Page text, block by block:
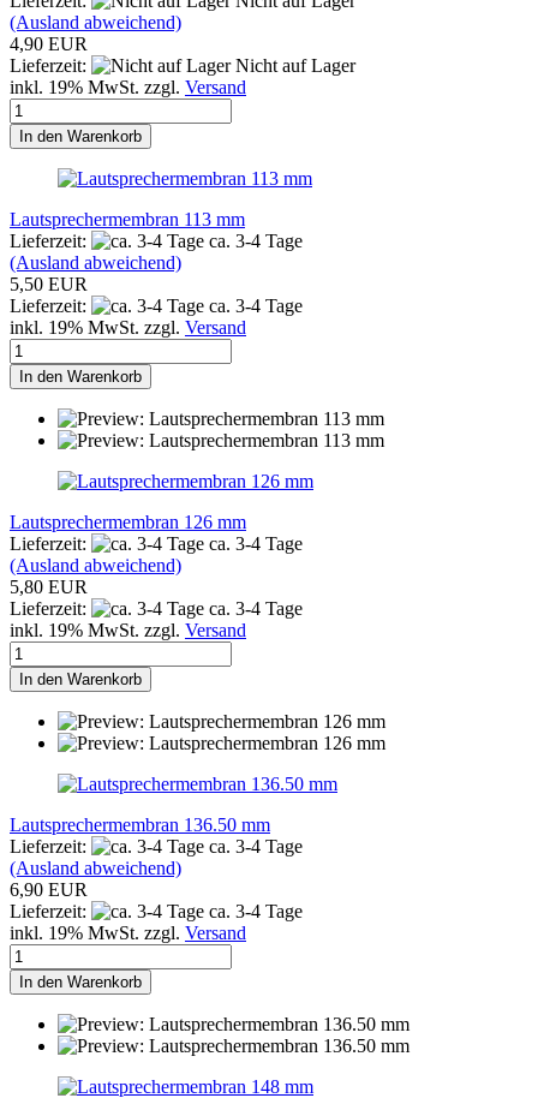
(Ausland abweichend)
4,90 EUR
Lieferzeit:
Nicht auf Lager
inkl. 19% MwSt. zzgl. Versand
In den Warenkorb
Lautsprechermembran 113 mm
Lieferzeit:
ca. 3-4 Tage
(Ausland abweichend)
5,50 EUR
Lieferzeit:
ca. 3-4 Tage
inkl. 19% MwSt. zzgl. Versand
In den Warenkorb
Lautsprechermembran 126 mm
Lieferzeit:
ca. 3-4 Tage
(Ausland abweichend)
5,80 EUR
Lieferzeit:
ca. 3-4 Tage
inkl. 19% MwSt. zzgl. Versand
In den Warenkorb
Lautsprechermembran 136.50 mm
Lieferzeit:
ca. 3-4 Tage
(Ausland abweichend)
6,90 EUR
Lieferzeit:
ca. 3-4 Tage
inkl. 19% MwSt. zzgl. Versand
In den Warenkorb